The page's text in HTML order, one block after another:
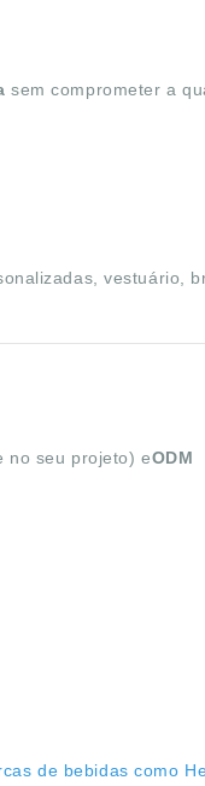
sem comprometer a
vestuário,
no seu projeto) eODM
de bebidas como